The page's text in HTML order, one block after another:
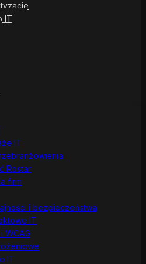
IT
IT
Rostar
firm
i bezpieczeństwa
IT
WCAG
IT